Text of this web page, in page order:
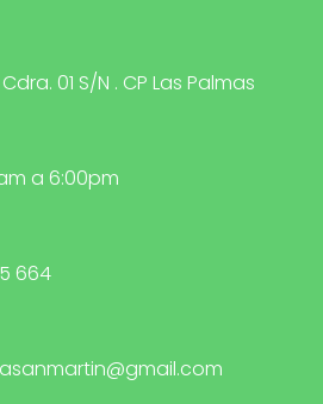
01 S/N . CP Las Palmas
a 6:00pm
664